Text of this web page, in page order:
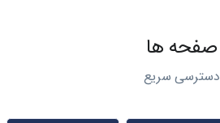
صفحه ها
دسترسی سریع